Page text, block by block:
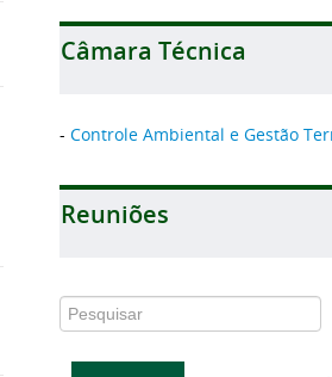
Câmara Técnica
- Controle Ambiental e Gestão
Reuniões